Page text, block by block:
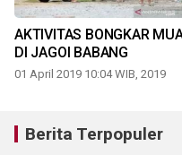
AKTIVITAS BONGKAR
DI JAGOI BABANG
01 April 2019 10:04 WIB, 2019
Berita Terpopuler